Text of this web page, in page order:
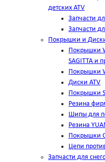
детских ATV
Запчасти
Запчасти
Покрышки и
Покрышки
SAGITTA и
Покрышки
Диски ATV
Покрышки
Резина
Шипы для
Резина
Покрышки
Цепи
Запчасти для